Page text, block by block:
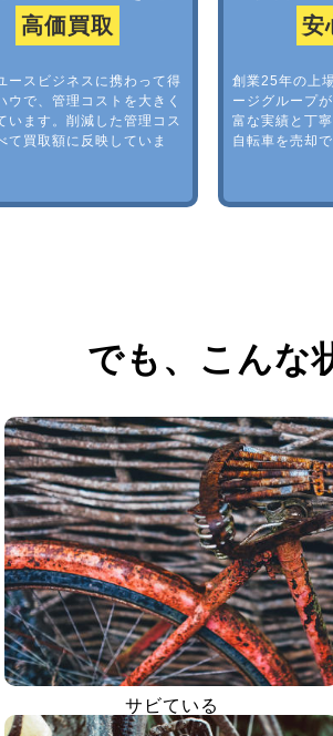
高価買取
ースビジネスに携わって得
ウで、管理コストを大きく
います。削減した管理コス
て買取額に反映していま
安
創業25年の上
ージグループ
富な実績と丁
自転車を売却で
でも、 こんな
サビている